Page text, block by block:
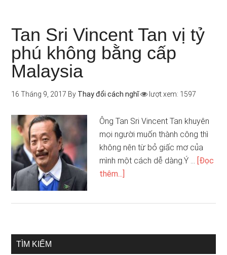
Tan Sri Vincent Tan vị tỷ
phú không bằng cấp
Malaysia
16 Tháng 9, 2017 By Thay đổi cách nghĩ lượt xem: 1597
Ông Tan Sri Vincent Tan khuyên
mọi người muốn thành công thì
không nên từ bỏ giấc mơ của
mình một cách dễ dàng.Ý … [Đọc
thêm...]
TÌM KIẾM